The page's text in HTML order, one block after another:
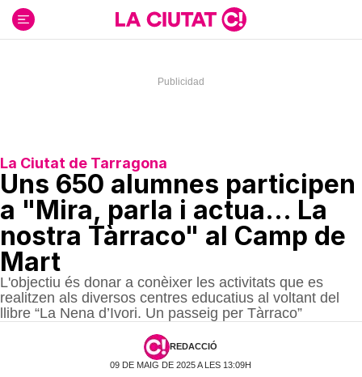
contenido
La Ciutat de Tarragona
Uns 650 alumnes participen
a "Mira, parla i actua... La
nostra Tàrraco" al Camp de
Mart
L'objectiu és donar a conèixer les activitats que es
realitzen als diversos centres educatius al voltant del
llibre “La Nena d’Ivori. Un passeig per Tàrraco”
REDACCIÓ
09 DE MAIG DE 2025 A LES 13:09H